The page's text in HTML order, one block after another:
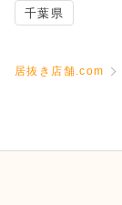
千葉県
居抜き店舗.com